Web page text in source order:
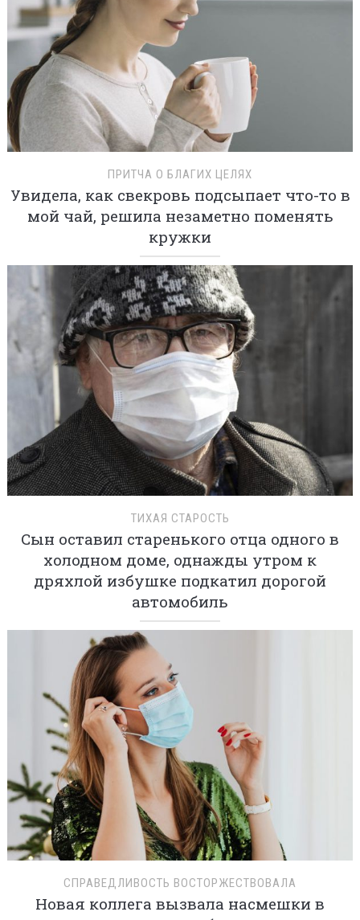
ПРИТЧА О БЛАГИХ ЦЕЛЯХ
Увидела, как свекровь подсыпает что-то в
мой чай, решила незаметно поменять
кружки
ТИХАЯ СТАРОСТЬ
Сын оставил старенького отца одного в
холодном доме, однажды утром к
дряхлой избушке подкатил дорогой
автомобиль
СПРАВЕДЛИВОСТЬ ВОСТОРЖЕСТВОВАЛА
Новая коллега вызвала насмешки в